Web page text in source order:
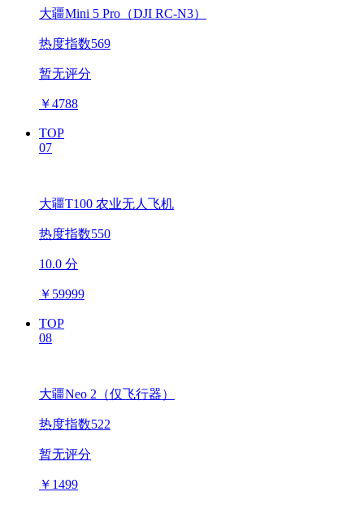
大疆Mini 5 Pro（DJI RC-N3）
热度指数569
暂无评分
￥4788
TOP
07
大疆T100 农业无人飞机
热度指数550
10.0 分
￥ 59999
TOP
08
大疆Neo 2（仅飞行器）
热度指数522
暂无评分
￥ 1499